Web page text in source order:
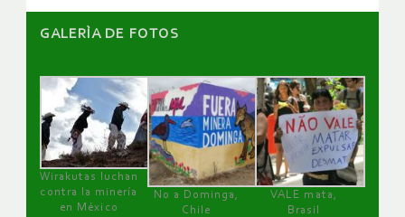
GALERÌA DE FOTOS
Wirakutas luchan
contra la minería
en México
No a Dominga,
Chile
VALE mata,
Brasil